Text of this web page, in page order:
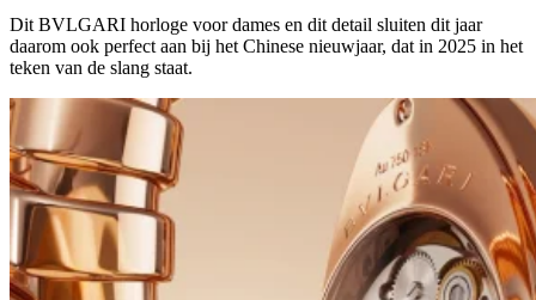
Dit BVLGARI horloge voor dames en dit detail sluiten dit jaar
daarom ook perfect aan bij het Chinese nieuwjaar, dat in 2025 in het
teken van de slang staat.